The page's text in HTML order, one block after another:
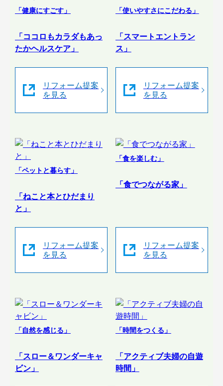
「健康にすごす」
「ココロもカラダもあっ
たかヘルスケア」
リフォーム提案
を見る
「使いやすさにこだわる」
「スマートエントラン
ス」
リフォーム提案
を見る
「ペットと暮らす」
「ねこと本とひだまり
と」
リフォーム提案
を見る
「食を楽しむ」
「食でつながる家」
リフォーム提案
を見る
「自然を感じる」
「スロー＆ワンダーキャ
ビン」
「時間をつくる」
「アクティブ夫婦の自遊
時間」